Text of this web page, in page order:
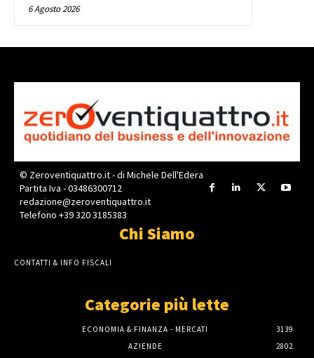
6 Agosto 2026
© Zeroventiquattro.it - di Michele Dell'Edera
Partita Iva - 03486300712
redazione@zeroventiquattro.it
Telefono +39 320 3185383
Chi Siamo
CONTATTI & INFO FISCALI
Categorie più lette
ECONOMIA & FINANZA - MERCATI
3139
AZIENDE
2802